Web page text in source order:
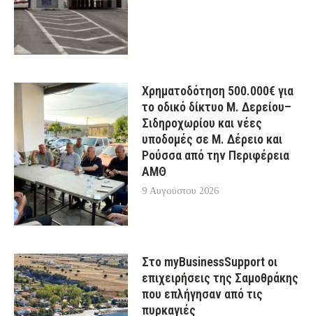
Χρηματοδότηση 500.000€ για
το οδικό δίκτυο Μ. Δερείου–
Σιδηροχωρίου και νέες
υποδομές σε Μ. Δέρειο και
Ρούσσα από την Περιφέρεια
ΑΜΘ
9 Αυγούστου 2026
Στο myBusinessSupport οι
επιχειρήσεις της Σαμοθράκης
που επλήγησαν από τις
πυρκαγιές